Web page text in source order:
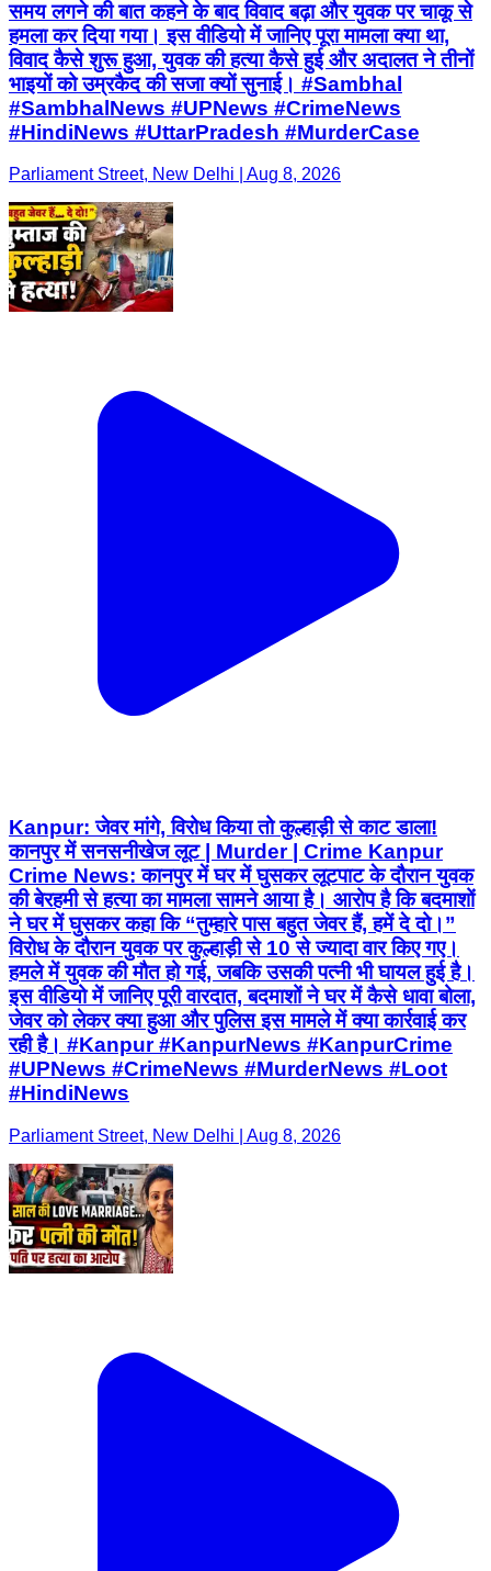
समय लगने की बात कहने के बाद विवाद बढ़ा और युवक पर चाकू से
हमला कर दिया गया। इस वीडियो में जानिए पूरा मामला क्या था,
विवाद कैसे शुरू हुआ, युवक की हत्या कैसे हुई और अदालत ने तीनों
भाइयों को उम्रकैद की सजा क्यों सुनाई। #Sambhal
#SambhalNews #UPNews #CrimeNews
#HindiNews #UttarPradesh #MurderCase
Parliament Street, New Delhi | Aug 8, 2026
Kanpur: जेवर मांगे, विरोध किया तो कुल्हाड़ी से काट डाला!
कानपुर में सनसनीखेज लूट | Murder | Crime Kanpur
Crime News: कानपुर में घर में घुसकर लूटपाट के दौरान युवक
की बेरहमी से हत्या का मामला सामने आया है। आरोप है कि बदमाशों
ने घर में घुसकर कहा कि “तुम्हारे पास बहुत जेवर हैं, हमें दे दो।”
विरोध के दौरान युवक पर कुल्हाड़ी से 10 से ज्यादा वार किए गए।
हमले में युवक की मौत हो गई, जबकि उसकी पत्नी भी घायल हुई है।
इस वीडियो में जानिए पूरी वारदात, बदमाशों ने घर में कैसे धावा बोला,
जेवर को लेकर क्या हुआ और पुलिस इस मामले में क्या कार्रवाई कर
रही है। #Kanpur #KanpurNews #KanpurCrime
#UPNews #CrimeNews #MurderNews #Loot
#HindiNews
Parliament Street, New Delhi | Aug 8, 2026